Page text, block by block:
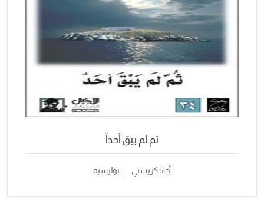
ثم لم يبق أحداً
أجاثا كريستي بوليسية